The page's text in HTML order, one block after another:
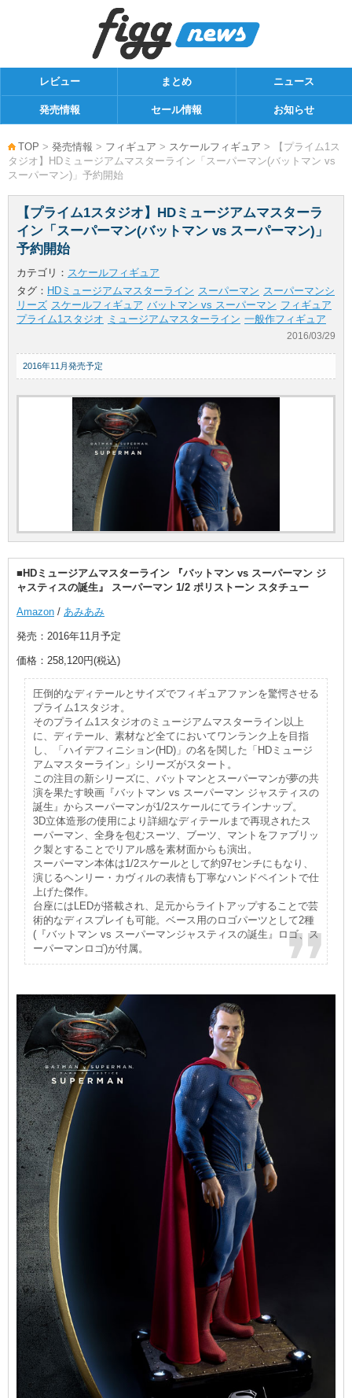
レビュー まとめ ニュース
発売情報 セール情報 お知らせ
TOP > 発売情報 > フィギュア > スケールフィギュア > 【プライム1ス
タジオ】HDミュージアムマスターライン「スーパーマン(バットマン vs
スーパーマン)」予約開始
【プライム1スタジオ】HDミュージアムマスターラ
イン「スーパーマン(バットマン vs スーパーマン)」
予約開始
カテゴリ： スケールフィギュア
タグ： HDミュージアムマスターライン スーパーマン スーパーマンシ
リーズ スケールフィギュア バットマン vs スーパーマン フィギュア
プライム1スタジオ ミュージアムマスターライン 一般作フィギュア
2016/03/29
2016年11月発売予定
■HDミュージアムマスターライン 『バットマン vs スーパーマン ジ
ャスティスの誕生』 スーパーマン 1/2 ポリストーン スタチュー
Amazon / あみあみ
発売：2016年11月予定
価格：258,120円(税込)
圧倒的なディテールとサイズでフィギュアファンを驚愕させる
プライム1スタジオ。
そのプライム1スタジオのミュージアムマスターライン以上
に、ディテール、素材など全てにおいてワンランク上を目指
し、「ハイデフィニション(HD)」の名を関した「HDミュージ
アムマスターライン」シリーズがスタート。
この注目の新シリーズに、バットマンとスーパーマンが夢の共
演を果たす映画『バットマン vs スーパーマン ジャスティスの
誕生』からスーパーマンが1/2スケールにてラインナップ。
3D立体造形の使用により詳細なディテールまで再現されたス
ーパーマン、全身を包むスーツ、ブーツ、マントをファブリッ
ク製とすることでリアル感を素材面からも演出。
スーパーマン本体は1/2スケールとして約97センチにもなり、
演じるヘンリー・カヴィルの表情も丁寧なハンドペイントで仕
上げた傑作。
台座にはLEDが搭載され、足元からライトアップすることで芸
術的なディスプレイも可能。ベース用のロゴパーツとして2種
(『バットマン vs スーパーマンジャスティスの誕生』ロゴ、ス
ーパーマンロゴ)が付属。